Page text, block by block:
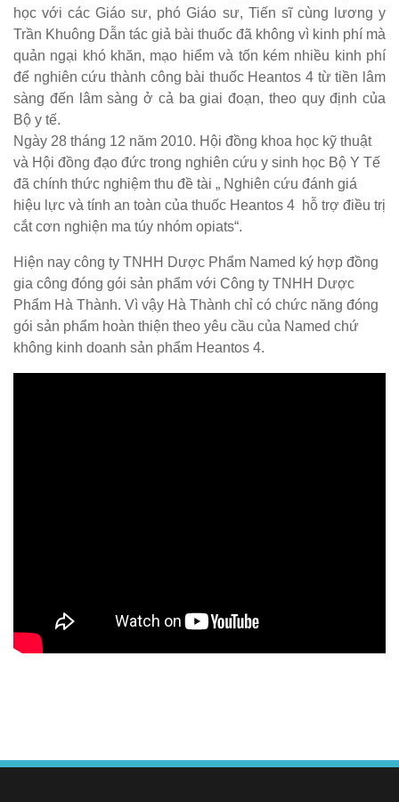
học với các Giáo sư, phó Giáo sư, Tiến sĩ cùng lương y
Trần Khuông Dẫn tác giả bài thuốc đã không vì kinh phí mà
quản ngại khó khăn, mạo hiểm và tốn kém nhiều kinh phí
để nghiên cứu thành công bài thuốc Heantos 4 từ tiền lâm
sàng đến lâm sàng ở cả ba giai đoạn, theo quy định của
Bộ y tế.
Ngày 28 tháng 12 năm 2010. Hội đồng khoa học kỹ thuật
và Hội đồng đạo đức trong nghiên cứu y sinh học Bộ Y Tế
đã chính thức nghiệm thu đề tài „ Nghiên cứu đánh giá
hiệu lực và tính an toàn của thuốc Heantos 4 hỗ trợ điều trị
cắt cơn nghiện ma túy nhóm opiats“.
Hiện nay công ty TNHH Dược Phẩm Named ký hợp đồng
gia công đóng gói sản phẩm với Công ty TNHH Dược
Phẩm Hà Thành. Vì vậy Hà Thành chỉ có chức năng đóng
gói sản phẩm hoàn thiện theo yêu cầu của Named chứ
không kinh doanh sản phẩm Heantos 4.